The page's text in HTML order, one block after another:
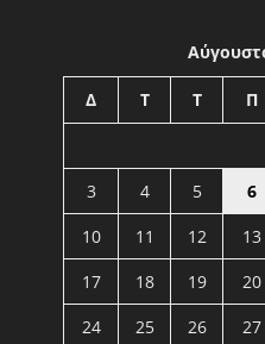
Δ Τ Τ Π
3
4 5 6
10
11 12 13
17
18 19 20
24
25 26 27